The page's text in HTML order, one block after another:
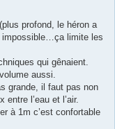
profond, le héron a
impossible…ça limite les
qui gênaient.
aussi.
grande, il faut pas non
l’eau et l’air.
à 1m c’est confortable